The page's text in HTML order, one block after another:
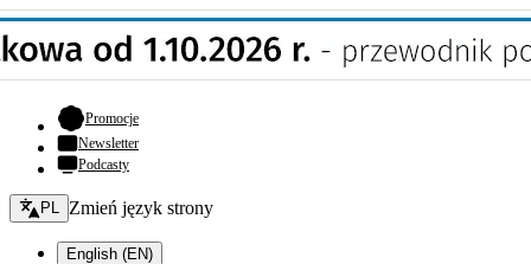
Promocje- otwiera się w nowej karcie
Newsletter
Podcasty
Zmień język - bieżący:
PL Zmień język strony
English (EN)